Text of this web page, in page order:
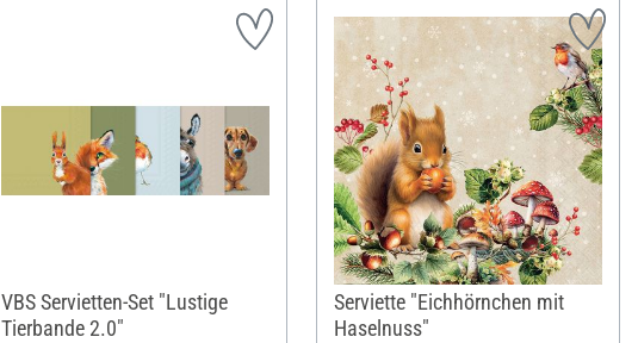
VBS Servietten-Set "Lustige
Tierbande 2.0"
Serviette "Eichhörnchen mit
Haselnuss"